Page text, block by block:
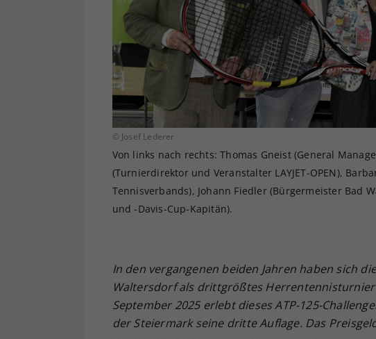
© Josef Lederer
Von links nach rechts: Thomas Gneist (General
(Turnierdirektor und Veranstalter LAYJET-OPEN),
Tennisverbands), Johann Fiedler (Bürgermeister Bad
und -Davis-Cup-Kapitän).
In den vergangenen beiden Jahren haben sich die
Waltersdorf als drittgrößtes
September 2025 erlebt dieses ATP-125-
der Steiermark seine dritte Auflage. Das